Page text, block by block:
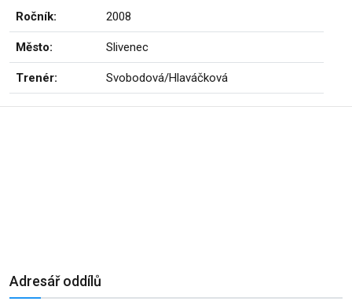
Ročník: 2008
Město: Slivenec
Trenér: Svobodová/Hlaváčková
Adresář oddílů